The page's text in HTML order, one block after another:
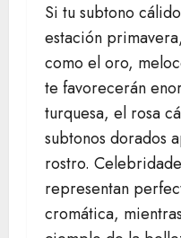
Si tu subtono
estación
como el oro,
te favorecerán
turquesa, el rosa
subtonos dorados
rostro.
representan
cromática,